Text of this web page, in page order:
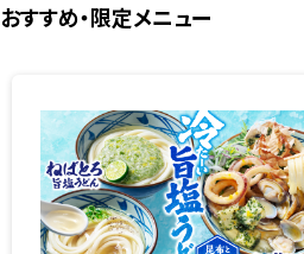
おすすめ・限定メニュー